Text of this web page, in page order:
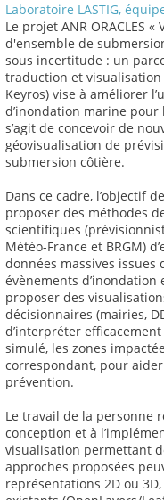
Laboratoire LASTIG,
Le projet ANR ORACLES
d'ensemble de
sous incertitude : un
traduction et visualisation
Keyros) vise à améliorer
d’inondation marine
s’agit de concevoir de
géovisualisation de
submersion côtière.
Dans ce cadre, l’objectif
proposer des méthodes
scientifiques
Météo-France et BRGM)
données massives
évènements d’inondation
proposer des
décisionnaires (mairies,
d’interpréter
simulé, les zones
correspondant, pour
prévention.
Le travail de la personne
conception et à
visualisation permettant
approches proposées
représentations 2D ou